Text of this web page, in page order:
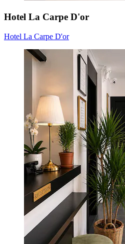
Hotel La Carpe D'or
Hotel La Carpe D'or